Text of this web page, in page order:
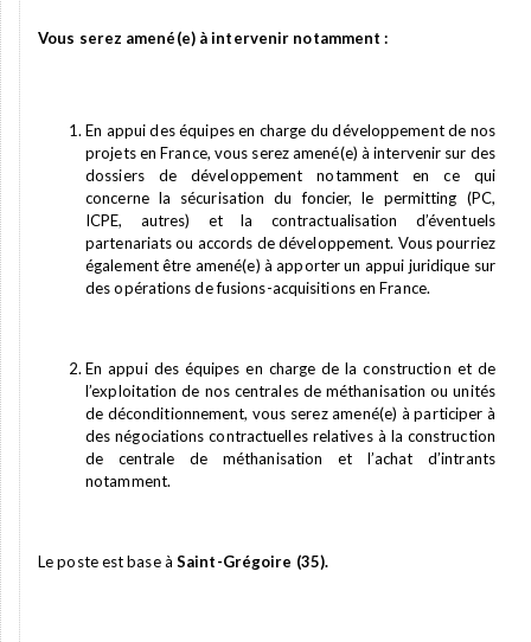
Vous serez amené(e) à intervenir notamment :
En appui des équipes en charge du développement de nos
projets en France, vous serez amené(e) à intervenir sur des
dossiers de développement notamment en ce qui
concerne la sécurisation du foncier, le permitting (PC,
ICPE, autres) et la contractualisation d’éventuels
partenariats ou accords de développement. Vous pourriez
également être amené(e) à apporter un appui juridique sur
des opérations de fusions-acquisitions en France.
En appui des équipes en charge de la construction et de
l’exploitation de nos centrales de méthanisation ou unités
de déconditionnement, vous serez amené(e) à participer à
des négociations contractuelles relatives à la construction
de centrale de méthanisation et l’achat d’intrants
notamment.
Le poste est base à Saint-Grégoire (35).